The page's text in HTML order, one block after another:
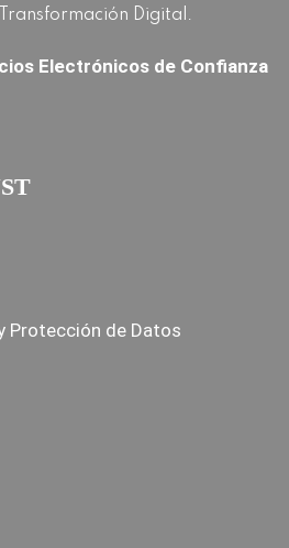
Digital.
Electrónicos de Confianza
Protección de Datos